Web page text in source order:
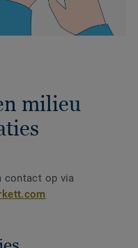
milieu
contact op via